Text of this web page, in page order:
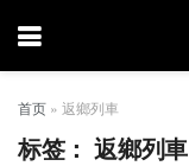
首页 » 返鄉列車
标签：返鄉列車